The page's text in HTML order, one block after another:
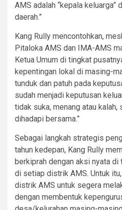
AMS adalah “kepala keluarga”
daerah.”
Kang Rully mencontohkan,
Pitaloka AMS dan IMA-AMS
Ketua Umum di tingkat
kepentingan lokal di masing-
tunduk dan patuh pada
sudah menjadi keputusan
tidak suka, menang atau
dihadapi bersama.”
Sebagai langkah strategis
tahun kedepan, Kang Rully
berkiprah dengan aksi nyata
di setiap distrik AMS. Untuk
distrik AMS untuk segera
dengan membentuk